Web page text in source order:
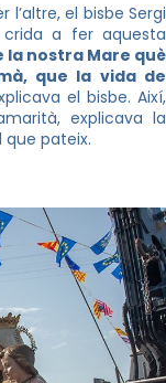
el bisbe Sergi
a fer aquesta
la nostra Mare què
que la vida de
el bisbe. Així,
explicava la
pateix.